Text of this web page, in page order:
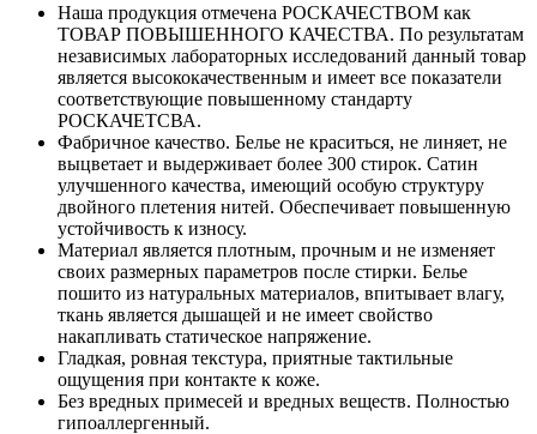
Наша продукция отмечена РОСКАЧЕСТВОМ как
ТОВАР ПОВЫШЕННОГО КАЧЕСТВА. По результатам
независимых лабораторных исследований данный товар
является высококачественным и имеет все показатели
соответствующие повышенному стандарту
РОСКАЧЕТСВА.
Фабричное качество. Белье не краситься, не линяет, не
выцветает и выдерживает более 300 стирок. Сатин
улучшенного качества, имеющий особую структуру
двойного плетения нитей. Обеспечивает повышенную
устойчивость к износу.
Материал является плотным, прочным и не изменяет
своих размерных параметров после стирки. Белье
пошито из натуральных материалов, впитывает влагу,
ткань является дышащей и не имеет свойство
накапливать статическое напряжение.
Гладкая, ровная текстура, приятные тактильные
ощущения при контакте к коже.
Без вредных примесей и вредных веществ. Полностью
гипоаллергенный.